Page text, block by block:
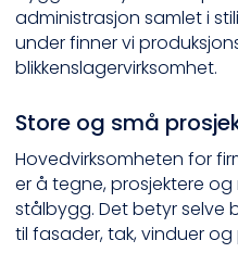
administrasjon samlet i
under finner vi
blikkenslagervirksomhet.
Store og små
Hovedvirksomheten for
er å tegne, prosjektere
stålbygg. Det betyr selve
til fasader, tak, vinduer og